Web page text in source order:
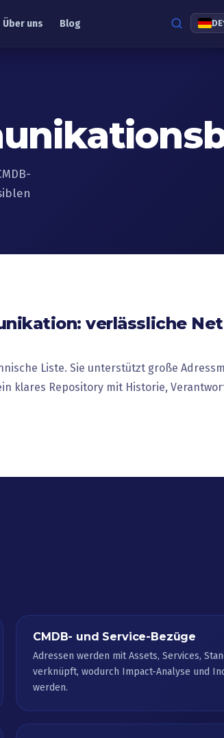
Über uns Blog DE
verlässliche
Liste. Sie unterstützt große
klares Repository mit Historie,
CMDB- und Service-Bezüge
Adressen werden mit Assets, Services,
verknüpft, wodurch Impact-Analyse und
werden.